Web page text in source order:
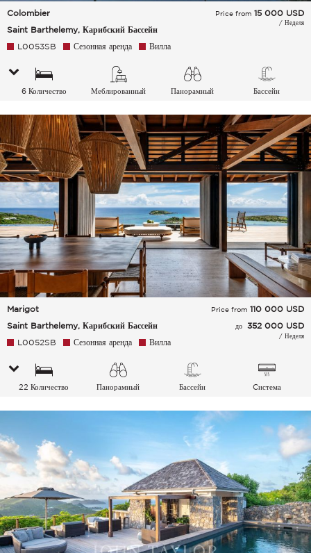
Colombier
Saint Barthelemy, Карибский Бассейн
Price from 15 000 USD
/ Неделя
L0053SB Сезонная аренда Вилла
6 Количество
Меблированный Панорамный Бассейн
Marigot
Saint Barthelemy, Карибский Бассейн
Price from 110 000 USD
до 352 000 USD
/ Неделя
L0052SB Сезонная аренда Вилла
22 Количество
Панорамный Бассейн
Cистема